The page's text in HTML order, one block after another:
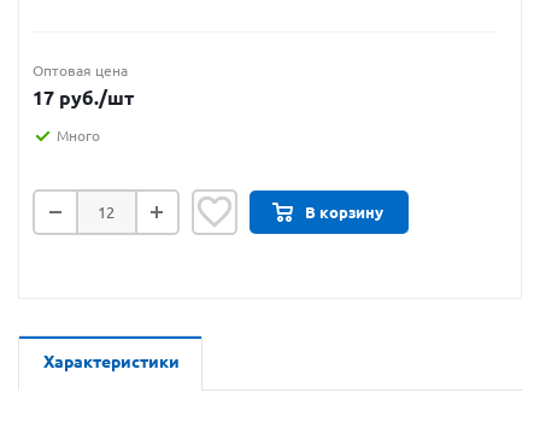
Оптовая цена
17 руб./шт
Много
В корзину
Характеристики